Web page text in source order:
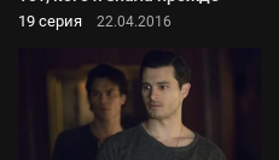
19 серия 22.04.2016